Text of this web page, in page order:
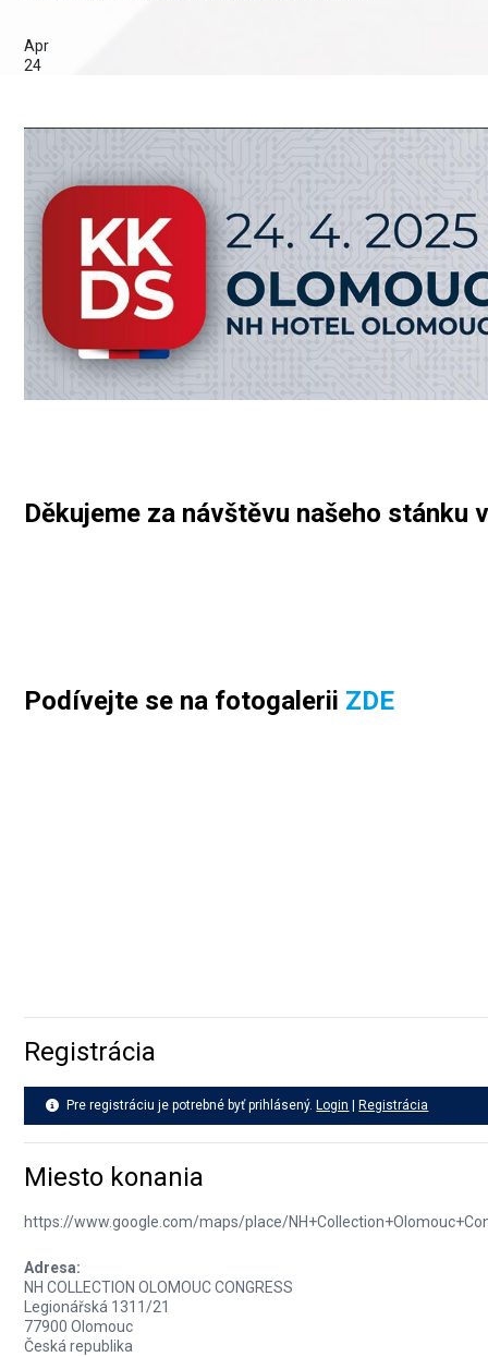
Apr
24
Děkujeme za návštěvu našeho
Podívejte se na fotogalerii ZDE
Registrácia
Pre registráciu je potrebné byť prihlásený. Login Registrácia
Miesto konania
https://www.google.com/maps/place/
Adresa:
NH COLLECTION OLOMOUC CONGRESS
Legionářská 1311/21
77900 Olomouc
Česká republika